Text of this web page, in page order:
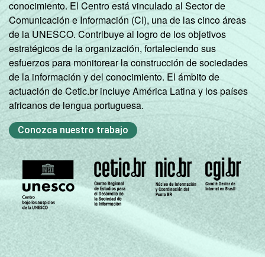
conocimiento. El Centro está vinculado al Sector de
Comunicación e Información (CI), una de las cinco áreas
de la UNESCO. Contribuye al logro de los objetivos
estratégicos de la organización, fortaleciendo sus
esfuerzos para monitorear la construcción de sociedades
de la información y del conocimiento. El ámbito de
actuación de Cetic.br incluye América Latina y los países
africanos de lengua portuguesa.
Conozca nuestro trabajo